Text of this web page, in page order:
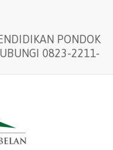
PONDOK
0823-2211-